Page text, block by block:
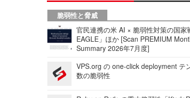
脆弱性と脅威
官民連携の米 AI × 脆弱性対策の国家
EAGLE」ほか [Scan PREMIUM
Summary 2026年7月度]
VPS.org の one-click deployment テ
数の脆弱性